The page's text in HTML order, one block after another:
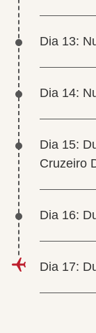
Dia 13:
Dia 14:
Dia 15:
Cruzeiro
Dia 16:
Dia 17: